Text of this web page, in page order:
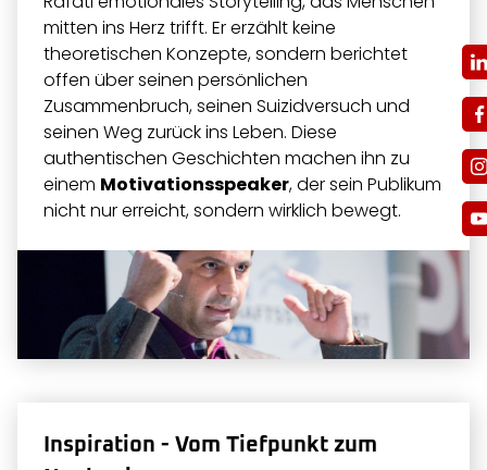
mitten ins Herz trifft. Er erzählt keine
theoretischen Konzepte, sondern berichtet
offen über seinen persönlichen
Zusammenbruch, seinen Suizidversuch und
seinen Weg zurück ins Leben. Diese
authentischen Geschichten machen ihn zu
einem Motivationsspeaker, der sein Publikum
nicht nur erreicht, sondern wirklich bewegt.
Inspiration - Vom Tiefpunkt zum